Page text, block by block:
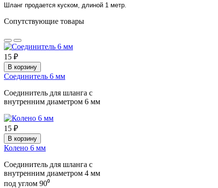
Шланг продается куском, длиной 1 метр.
Сопутствующие товары
15 ₽
В корзину
Соединитель 6 мм
Соединитель для шланга с
внутренним диаметром 6 мм
15 ₽
В корзину
Колено 6 мм
Соединитель для шланга с
внутренним диаметром 4 мм
под углом 90⁰